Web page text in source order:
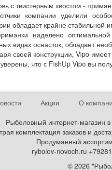
с твистерным хвостом -
компании уделили
обладает крайне стабильной
наделено
видах оснасток, обладает
своей конструкции, Vipo
что с FishUp Vipo вы
Акции О
Рыболовный интернет-магазин в
комплектация заказов и
Продуманный
rybolov-novoch.ru
© 2026